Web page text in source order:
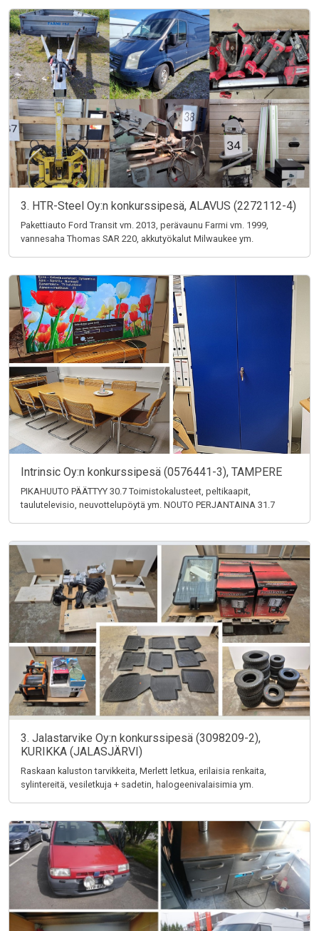
3. HTR-Steel Oy:n konkurssipesä, ALAVUS (2272112-4)
Pakettiauto Ford Transit vm. 2013, perävaunu Farmi vm. 1999,
vannesaha Thomas SAR 220, akkutyökalut Milwaukee ym.
Intrinsic Oy:n konkurssipesä (0576441-3), TAMPERE
PIKAHUUTO PÄÄTTYY 30.7 Toimistokalusteet, peltikaapit,
taulutelevisio, neuvottelupöytä ym. NOUTO PERJANTAINA 31.7
3. Jalastarvike Oy:n konkurssipesä (3098209-2),
KURIKKA (JALASJÄRVI)
Raskaan kaluston tarvikkeita, Merlett letkua, erilaisia renkaita,
sylintereitä, vesiletkuja + sadetin, halogeenivalaisimia ym.